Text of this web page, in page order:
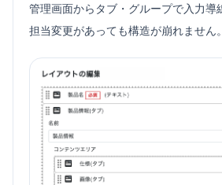
管理画面からタブ・グループで入力導
担当変更があっても構造が崩れません。